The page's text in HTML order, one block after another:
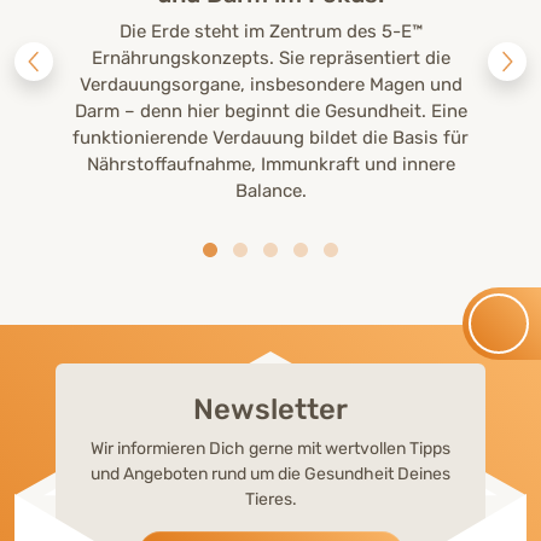
Die Erde steht im Zentrum des 5-E™
Ernährungskonzepts. Sie repräsentiert die
Verdauungsorgane, insbesondere Magen und
Darm – denn hier beginnt die Gesundheit. Eine
funktionierende Verdauung bildet die Basis für
Nährstoffaufnahme, Immunkraft und innere
Balance.
Newsletter
Wir informieren Dich gerne mit wertvollen Tipps
und Angeboten rund um die Gesundheit Deines
Tieres.